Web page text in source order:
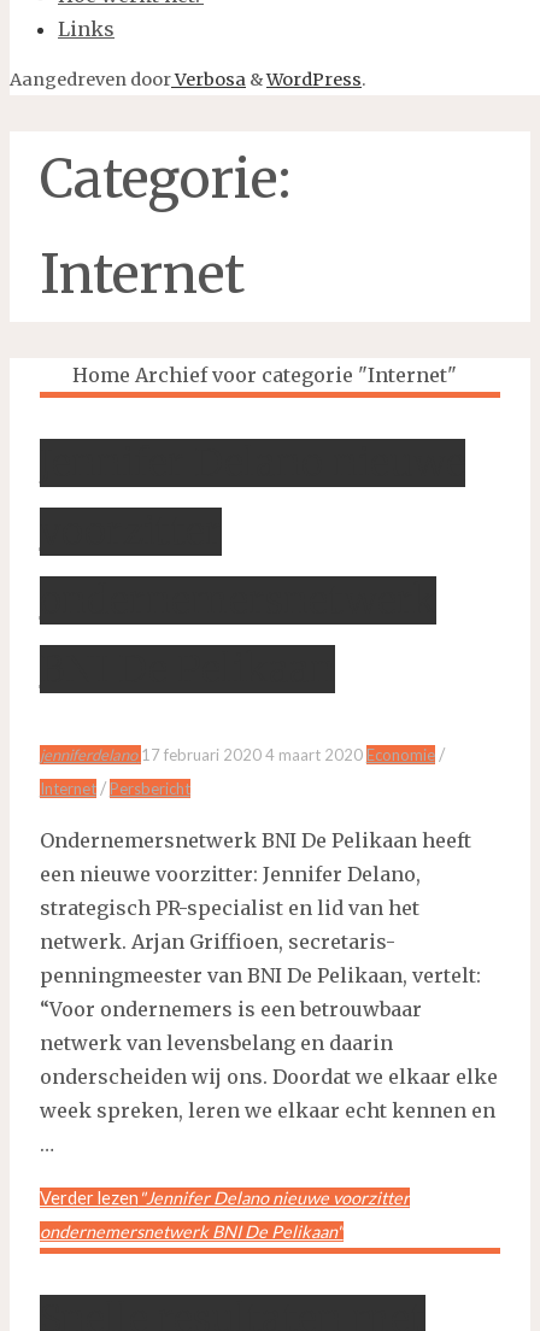
Links
Aangedreven doorVerbosa &WordPress.
Categorie:
Internet
Home Archief voor categorie "Internet"
jenniferdelano 17 februari 2020 4 maart 2020 Economie/
Internet/ Persbericht
Ondernemersnetwerk BNI De Pelikaan heeft
een nieuwe voorzitter: Jennifer Delano,
strategisch PR-specialist en lid van het
netwerk. Arjan Griffioen, secretaris-
penningmeester van BNI De Pelikaan, vertelt:
“Voor ondernemers is een betrouwbaar
netwerk van levensbelang en daarin
onderscheiden wij ons. Doordat we elkaar elke
week spreken, leren we elkaar echt kennen en
…
Verder lezen "Jennifer Delano nieuwe voorzitter
ondernemersnetwerk BNI De Pelikaan"